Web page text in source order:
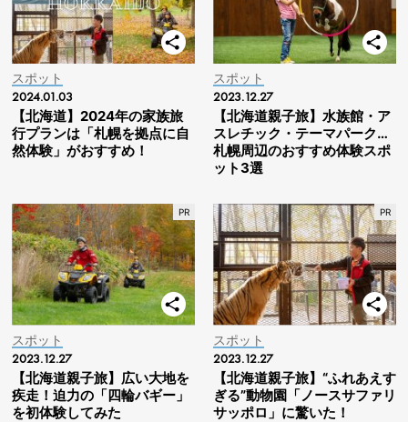
スポット
2024.01.03
【北海道】2024年の家族旅
行プランは「札幌を拠点に自
然体験」がおすすめ！
スポット
2023.12.27
【北海道親子旅】水族館・ア
スレチック・テーマパーク…
札幌周辺のおすすめ体験スポ
ット3選
スポット
2023.12.27
【北海道親子旅】広い大地を
疾走！迫力の「四輪バギー」
を初体験してみた
スポット
2023.12.27
【北海道親子旅】“ふれあえす
ぎる”動物園「ノースサファリ
サッポロ」に驚いた！